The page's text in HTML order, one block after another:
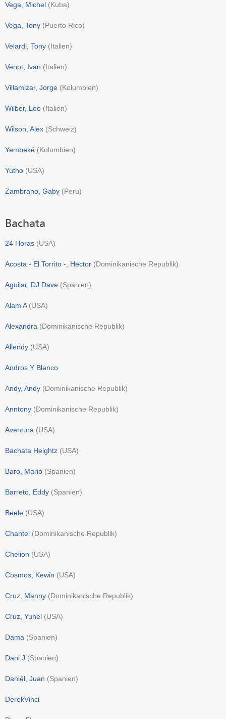
Vega, Michel (Kuba)
Vega, Tony (Puerto Rico)
Velardi, Tony (Italien)
Venot, Ivan (Italien)
Villamizar, Jorge (Kolumbien)
Wilber, Leo (Italien)
Wilson, Alex (Schweiz)
Yembeké (Kolumbien)
Yutho (USA)
Zambrano, Gaby (Peru)
Bachata
24 Horas (USA)
Acosta - El Torrito -, Hector (Dominikanische Republik)
Aguilar, DJ Dave (Spanien)
Alam A(USA)
Alexandra (Dominikanische Republik)
Allendy (USA)
Andros Y Blanco
Andy, Andy (Dominikanische Republik)
Anntony (Dominikanische Republik)
Aventura (USA)
Bachata Heightz (USA)
Baro, Mario (Spanien)
Barreto, Eddy (Spanien)
Beele (USA)
Chantel (Dominikanische Republik)
Chelion (USA)
Cosmos, Kewin (USA)
Cruz, Manny (Dominikanische Republik)
Cruz, Yunel (USA)
Dama (Spanien)
Dani J (Spanien)
Daniél, Juan (Spanien)
DerekVinci